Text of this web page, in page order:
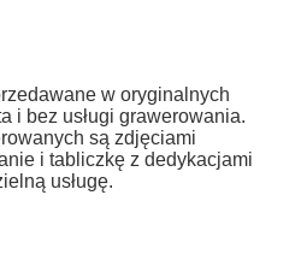
w oryginalnych
i bez usługi grawerowania.
są zdjęciami
i tabliczkę z dedykacjami
usługę.